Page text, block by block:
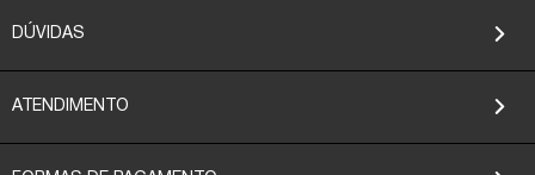
DÚVIDAS
ATENDIMENTO